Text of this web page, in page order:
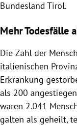
Bundesland Tirol.
Mehr Todesfälle
Die Zahl der
italienischen
Erkrankung
als 200
waren 2.041
galten als geheilt,